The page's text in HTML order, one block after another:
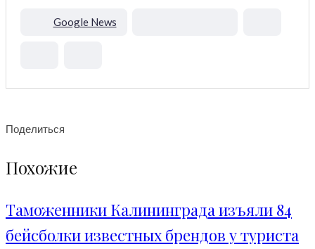
Google News
Поделиться
Похожие
Таможенники Калининграда изъяли 84
бейсболки известных брендов у туриста